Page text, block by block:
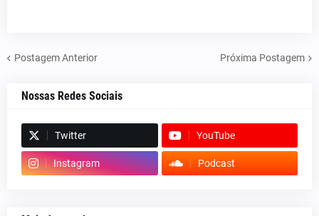
Postagem Anterior Próxima Postagem
Nossas Redes Sociais
Twitter YouTube
Instagram Podcast